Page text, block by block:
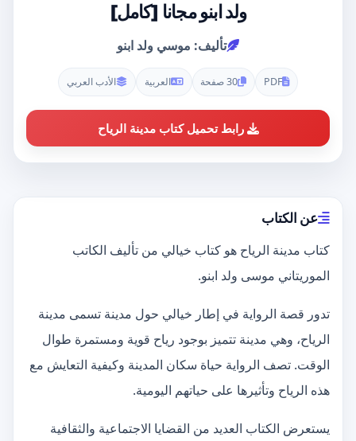
ولد ابنو مجانا [كامل]
تأليف: موسي ولد ابنو
PDF 30 صفحة العربية الأدب العربي
رابط تحميل كتاب مدينة الرياح
عن الكتاب
كتاب مدينة الرياح هو كتاب خيالي من تأليف الكاتب
الموريتاني موسى ولد ابنو.
تدور قصة الرواية في إطار خيالي حول مدينة تسمى مدينة
الرياح، وهي مدينة تتميز بوجود رياح قوية ومستمرة طوال
الوقت. تصف الرواية حياة سكان المدينة وكيفية التعايش مع
هذه الرياح وتأثيرها على حياتهم اليومية.
يستعرض الكتاب العديد من القضايا الاجتماعية والثقافية